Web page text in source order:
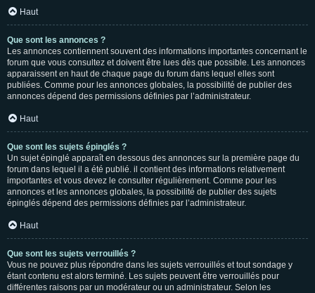
Haut
Que sont les annonces ?
Les annonces contiennent souvent des informations importantes concernant le
forum que vous consultez et doivent être lues dès que possible. Les annonces
apparaissent en haut de chaque page du forum dans lequel elles sont
publiées. Comme pour les annonces globales, la possibilité de publier des
annonces dépend des permissions définies par l’administrateur.
Haut
Que sont les sujets épinglés ?
Un sujet épinglé apparaît en dessous des annonces sur la première page du
forum dans lequel il a été publié. il contient des informations relativement
importantes et vous devez le consulter régulièrement. Comme pour les
annonces et les annonces globales, la possibilité de publier des sujets
épinglés dépend des permissions définies par l’administrateur.
Haut
Que sont les sujets verrouillés ?
Vous ne pouvez plus répondre dans les sujets verrouillés et tout sondage y
étant contenu est alors terminé. Les sujets peuvent être verrouillés pour
différentes raisons par un modérateur ou un administrateur. Selon les